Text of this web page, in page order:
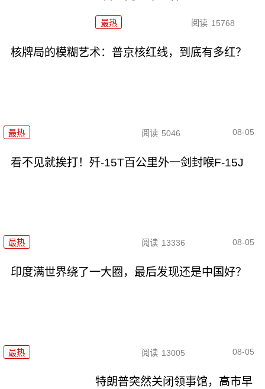
最热 阅读 15768
核牌局的模糊艺术：普京核红线，到底有多红？
最热 阅读 5046 08-05
看不见就挨打！歼-15T百公里外一剑封喉F-15J
最热 阅读 13336 08-05
印度满世界绕了一大圈，最后发现还是中国好？
最热 阅读 13005 08-05
特朗普突然关闭领事馆，高市早